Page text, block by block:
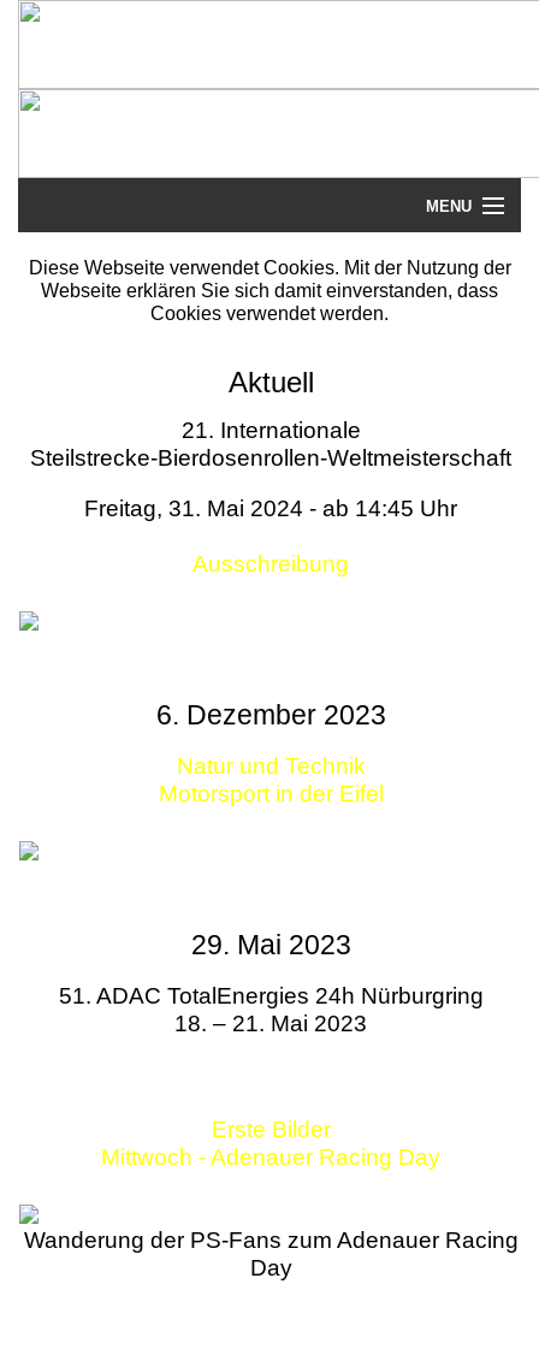
MENU
Startseite
Literatur
Termine
Diese Webseite verwendet Cookies. Mit der Nutzung der
Webseite erklären Sie sich damit einverstanden, dass
Cookies verwendet werden.
Aktuell
21. Internationale
Steilstrecke-Bierdosenrollen-Weltmeisterschaft
Freitag, 31. Mai 2024 - ab 14:45 Uhr
Ausschreibung
6. Dezember 2023
Natur und Technik
Motorsport in der Eifel
29. Mai 2023
51. ADAC TotalEnergies 24h Nürburgring
18. – 21. Mai 2023
Erste Bilder
Mittwoch - Adenauer Racing Day
Wanderung der PS-Fans zum Adenauer Racing
Day